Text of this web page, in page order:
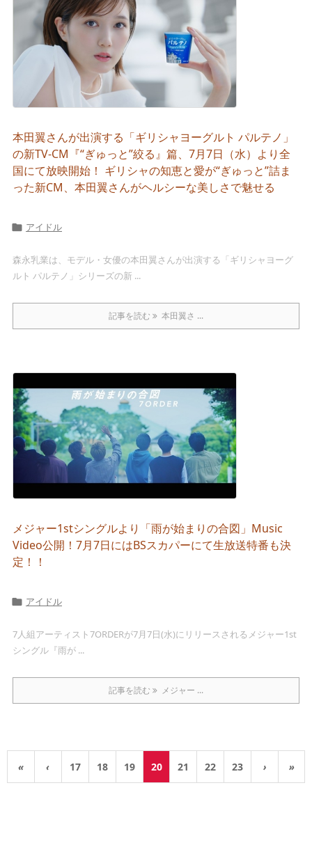
本田翼さんが出演する「ギリシャヨーグルト パルテノ」
の新TV-CM『“ぎゅっと”絞る』篇、7月7日（水）より全
国にて放映開始！ ギリシャの知恵と愛が“ぎゅっと”詰ま
った新CM、本田翼さんがヘルシーな美しさで魅せる
 アイドル
森永乳業は、モデル・女優の本田翼さんが出演する「ギリシャヨーグ
ルト パルテノ」シリーズの新 ...
記事を読む 本田翼さ ...
メジャー1stシングルより「雨が始まりの合図」Music
Video公開！7月7日にはBSスカパーにて生放送特番も決
定！！
 アイドル
7人組アーティスト7ORDERが7月7日(水)にリリースされるメジャー1st
シングル『雨が ...
記事を読む メジャー ...
« ‹ 17 18 19 20 21 22 23 › »